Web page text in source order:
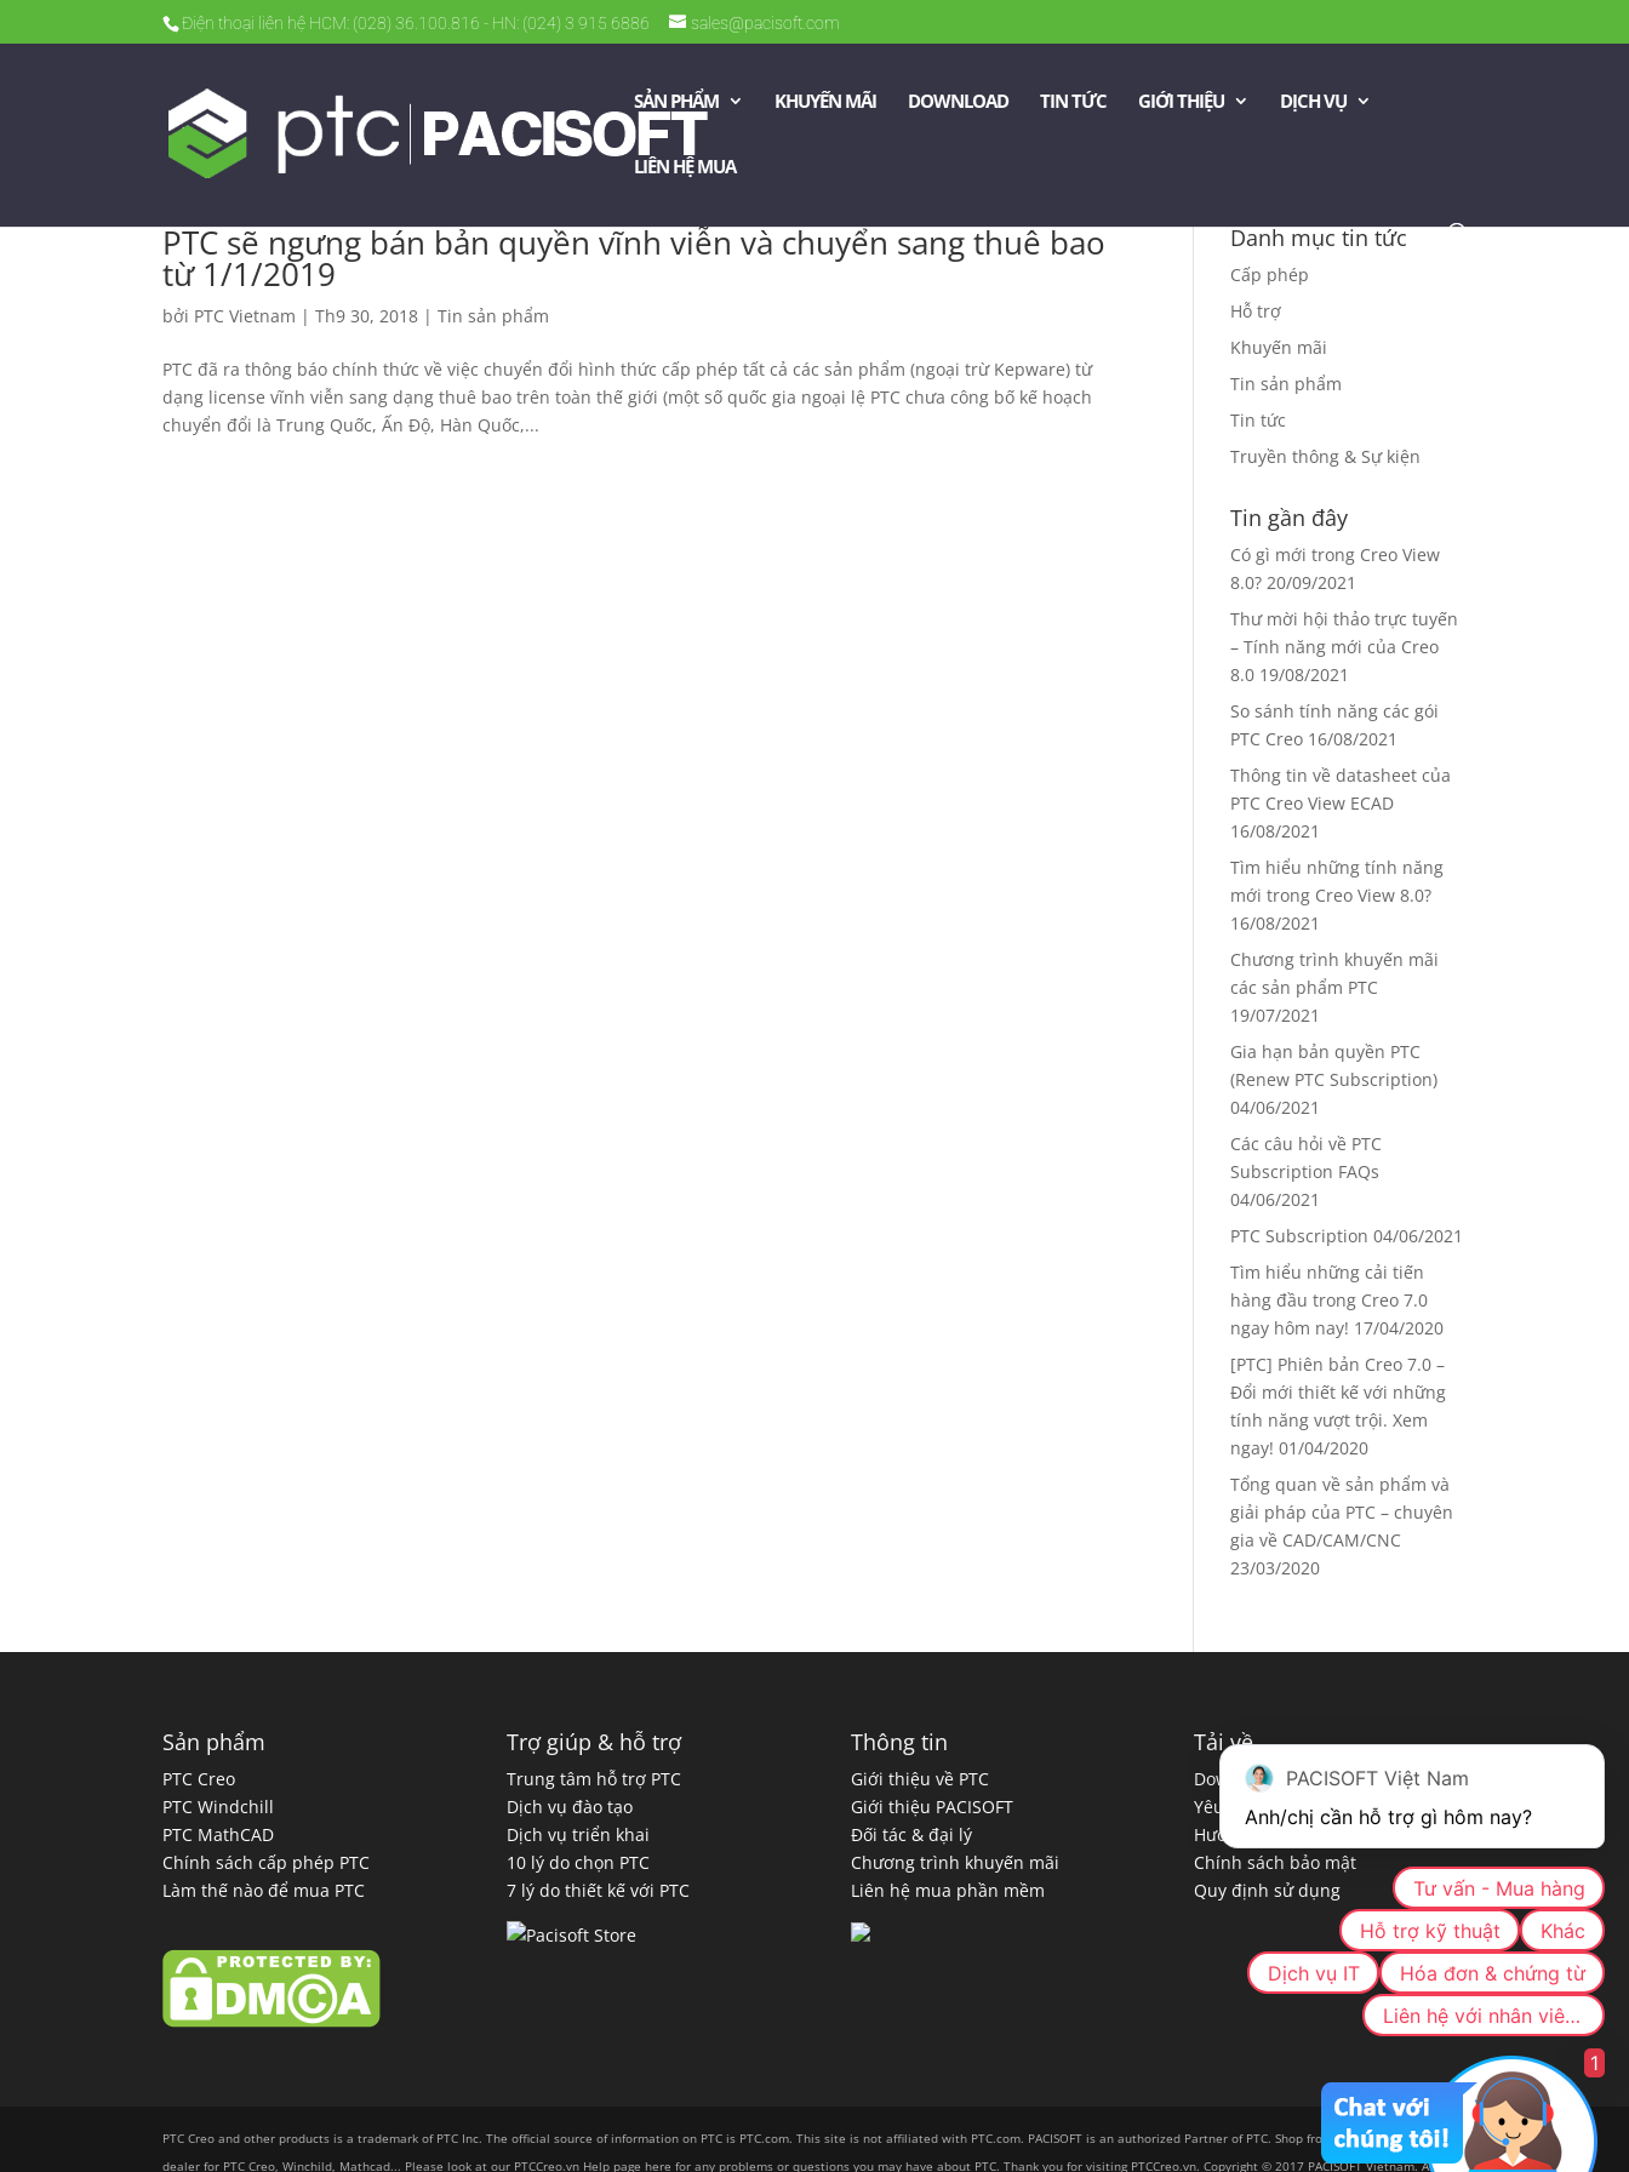
Điện thoại liên hệ HCM: (028) 36.100.816 - HN: (024) 3 915 6886 sales@pacisoft.com
SẢN PHẨM KHUYẾN MÃI DOWNLOAD TIN TỨC GIỚI THIỆU DỊCH VỤ
LIÊN HỆ MUA
PTC sẽ ngưng bán bản quyền vĩnh viễn và chuyển sang thuê bao
từ 1/1/2019
bởi PTC Vietnam |Th9 30, 2018 |Tin sản phẩm
PTC đã ra thông báo chính thức về việc chuyển đổi hình thức cấp phép tất cả các sản phẩm (ngoại trừ Kepware) từ
dạng license vĩnh viễn sang dạng thuê bao trên toàn thế giới (một số quốc gia ngoại lệ PTC chưa công bố kế hoạch
chuyển đổi là Trung Quốc, Ấn Độ, Hàn Quốc,...
Danh mục tin tức
Cấp phép
Hỗ trợ
Khuyến mãi
Tin sản phẩm
Tin tức
Truyền thông & Sự kiện
Tin gần đây
Có gì mới trong Creo View
8.0? 20/09/2021
Thư mời hội thảo trực tuyến
– Tính năng mới của Creo
8.0 19/08/2021
So sánh tính năng các gói
PTC Creo 16/08/2021
Thông tin về datasheet của
PTC Creo View ECAD
16/08/2021
Tìm hiểu những tính năng
mới trong Creo View 8.0?
16/08/2021
Chương trình khuyến mãi
các sản phẩm PTC
19/07/2021
Gia hạn bản quyền PTC
(Renew PTC Subscription)
04/06/2021
Các câu hỏi về PTC
Subscription FAQs
04/06/2021
PTC Subscription 04/06/2021
Tìm hiểu những cải tiến
hàng đầu trong Creo 7.0
ngay hôm nay! 17/04/2020
[PTC] Phiên bản Creo 7.0 –
Đổi mới thiết kế với những
tính năng vượt trội. Xem
ngay! 01/04/2020
Tổng quan về sản phẩm và
giải pháp của PTC – chuyên
gia về CAD/CAM/CNC
23/03/2020
Sản phẩm
PTC Creo
PTC Windchill
PTC MathCAD
Chính sách cấp phép PTC
Làm thế nào để mua PTC
Trợ giúp & hỗ trợ
Trung tâm hỗ trợ PTC
Dịch vụ đào tạo
Dịch vụ triển khai
10 lý do chọn PTC
7 lý do thiết kế với PTC
Thông tin
Giới thiệu về PTC
Giới thiệu PACISOFT
Đối tác & đại lý
Chương trình khuyến mãi
Liên hệ mua phần mềm
Tải về
Download PTC
Yêu cầu hệ thống cài đặt
Hướng dẫn cài đặt & gỡ bỏ
Chính sách bảo mật
Quy định sử dụng
PTC Creo and other products is a trademark of PTC Inc. The official source of information on PTC is PTC.com. This site is not affiliated with PTC.com. PACISOFT is an authorized Partner of PTC. Shop from a trusted, authorized
dealer for PTC Creo, Winchild, Mathcad... Please look at our PTCCreo.vn Help page here for any problems or questions you may have about PTC. Thank you for visiting PTCCreo.vn. Copyright © 2017 PACISOFT Vietnam. All
PACISOFT Việt Nam
Anh/chị cần hỗ trợ gì hôm nay?
Tư vấn - Mua hàng
Hỗ trợ kỹ thuật
Khác
Dịch vụ IT
Hóa đơn & chứng từ
Liên hệ với nhân viên cụ thể
1